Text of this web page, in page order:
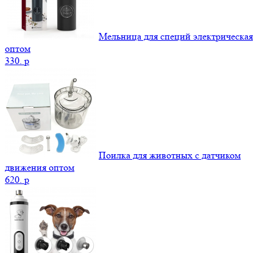
Мельница для специй электрическая
оптом
330. p
Поилка для животных с датчиком
движения оптом
620. p